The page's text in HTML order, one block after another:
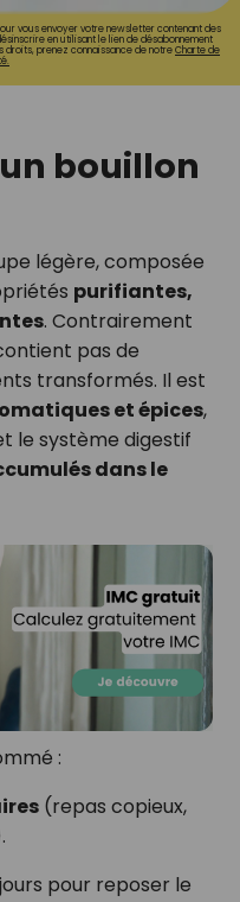
vous envoyer votre newsletter contenant des
en utilisant le lien de désabonnement
droits, prenez connaissance de notreCharte de
bouillon
légère, composée
purifiantes,
. Contrairement
pas de
transformés. Il est
et épices,
le système digestif
dans le
:
(repas copieux,
pour reposer le